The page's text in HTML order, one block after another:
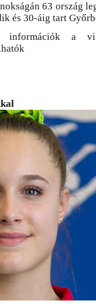
63 ország
és 30-áig tart
információk a